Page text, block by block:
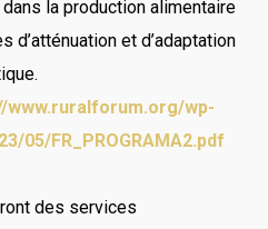
la production alimentaire
d’atténuation et d’adaptation
www.ruralforum.org/wp-
05/FR_PROGRAMA2.pdf
des services